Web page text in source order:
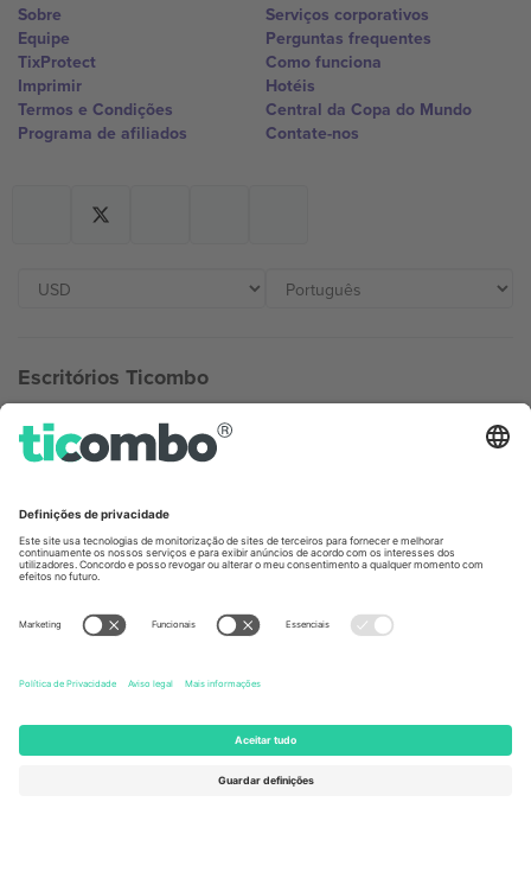
Sobre
Equipe
TixProtect
Imprimir
Termos e Condições
Programa de afiliados
Serviços corporativos
Perguntas frequentes
Como funciona
Hotéis
Central da Copa do Mundo
Contate-nos
Escritórios Ticombo
Germany
Unter den Linden 24, 10117
United States
Newark, Delaware 19713, United
Switzerland
Engelberg, Switzerland
Bulgaria
Regus Sofia City West, bul
Totleben 53-55, 1606 Sofia,
UAE Dubai Silicon Oasis, DDP
Building A1, Office 302, Dubai,
United Arab Emirates